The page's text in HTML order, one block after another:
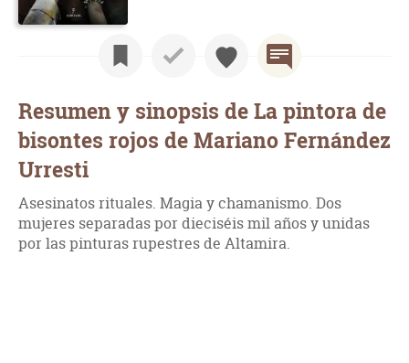
Resumen y sinopsis de La pintora de
bisontes rojos de Mariano Fernández
Urresti
Asesinatos rituales. Magia y chamanismo. Dos
mujeres separadas por dieciséis mil años y unidas
por las pinturas rupestres de Altamira.